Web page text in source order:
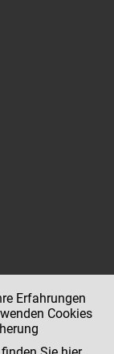
Erfahrungen
Cookies